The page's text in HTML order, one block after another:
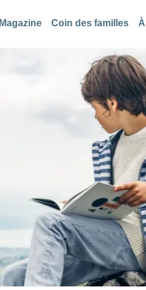
Magazine Coin des familles